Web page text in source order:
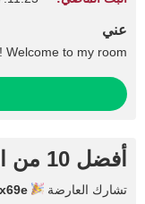
عني
Welcome to my room!
أفضل 10 من الشبان
تشارك العارضة